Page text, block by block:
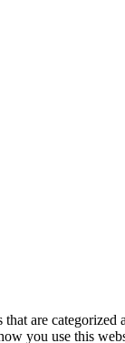
are categorized
you use this